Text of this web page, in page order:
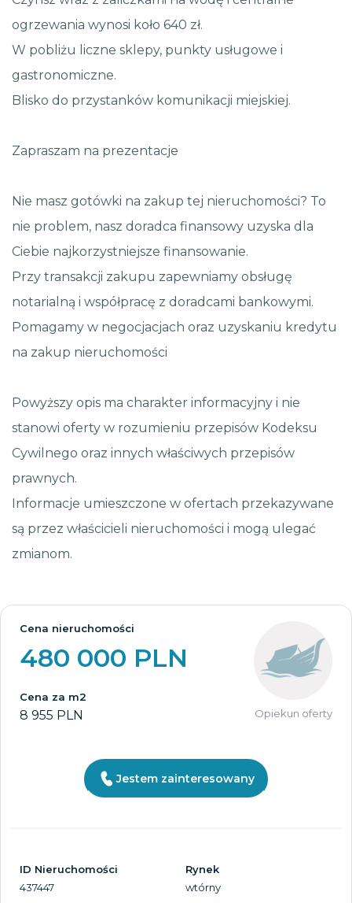
ogrzewania wynosi koło 640 zł.
W pobliżu liczne sklepy, punkty usługowe i
gastronomiczne.
Blisko do przystanków komunikacji miejskiej.
Zapraszam na prezentacje
Nie masz gotówki na zakup tej nieruchomości? To
nie problem, nasz doradca finansowy uzyska dla
Ciebie najkorzystniejsze finansowanie.
Przy transakcji zakupu zapewniamy obsługę
notarialną i współpracę z doradcami bankowymi.
Pomagamy w negocjacjach oraz uzyskaniu kredytu
na zakup nieruchomości
Powyższy opis ma charakter informacyjny i nie
stanowi oferty w rozumieniu przepisów Kodeksu
Cywilnego oraz innych właściwych przepisów
prawnych.
Informacje umieszczone w ofertach przekazywane
są przez właścicieli nieruchomości i mogą ulegać
zmianom.
Cena nieruchomości
480 000 PLN
Cena za m2
8 955 PLN Opiekun oferty
Jestem zainteresowany
ID Nieruchomości
437447
Rynek
wtórny